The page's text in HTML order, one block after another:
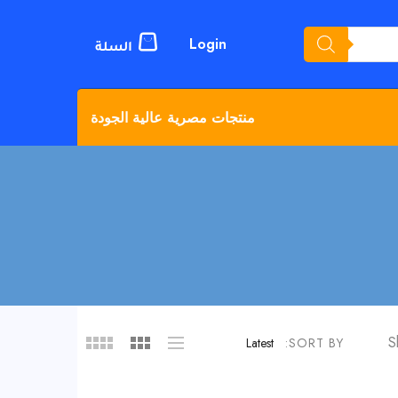
Login
منتجات مصرية عالية الجودة
SORT BY:
Latest